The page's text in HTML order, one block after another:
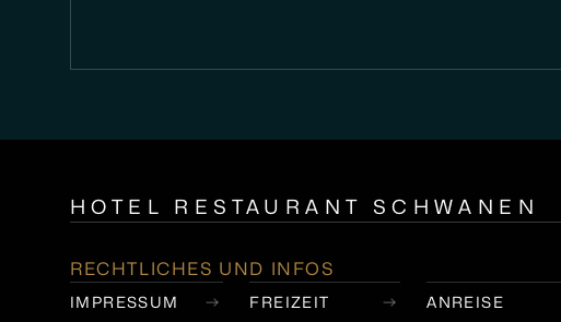
HOTEL RESTAURANT SCHWANEN
RECHTLICHES UND INFOS
IMPRESSUM FREIZEIT ANREISE